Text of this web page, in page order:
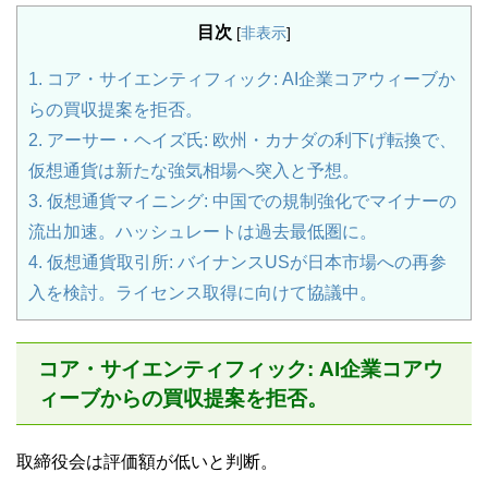
目次 [非表示]
1. コア・サイエンティフィック: AI企業コアウィーブか
らの買収提案を拒否。
2. アーサー・ヘイズ氏: 欧州・カナダの利下げ転換で、
仮想通貨は新たな強気相場へ突入と予想。
3. 仮想通貨マイニング: 中国での規制強化でマイナーの
流出加速。ハッシュレートは過去最低圏に。
4. 仮想通貨取引所: バイナンスUSが日本市場への再参
入を検討。ライセンス取得に向けて協議中。
コア・サイエンティフィック: AI企業コアウ
ィーブからの買収提案を拒否。
取締役会は評価額が低いと判断。